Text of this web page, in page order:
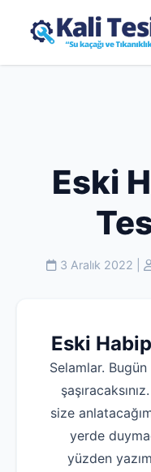
Eski
3 Aralık 2022
Eski
Selamlar.
size
yerde
yüzden